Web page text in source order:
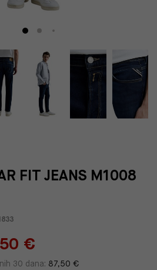
FIT JEANS M1008
€
30 dana: 87,50 €